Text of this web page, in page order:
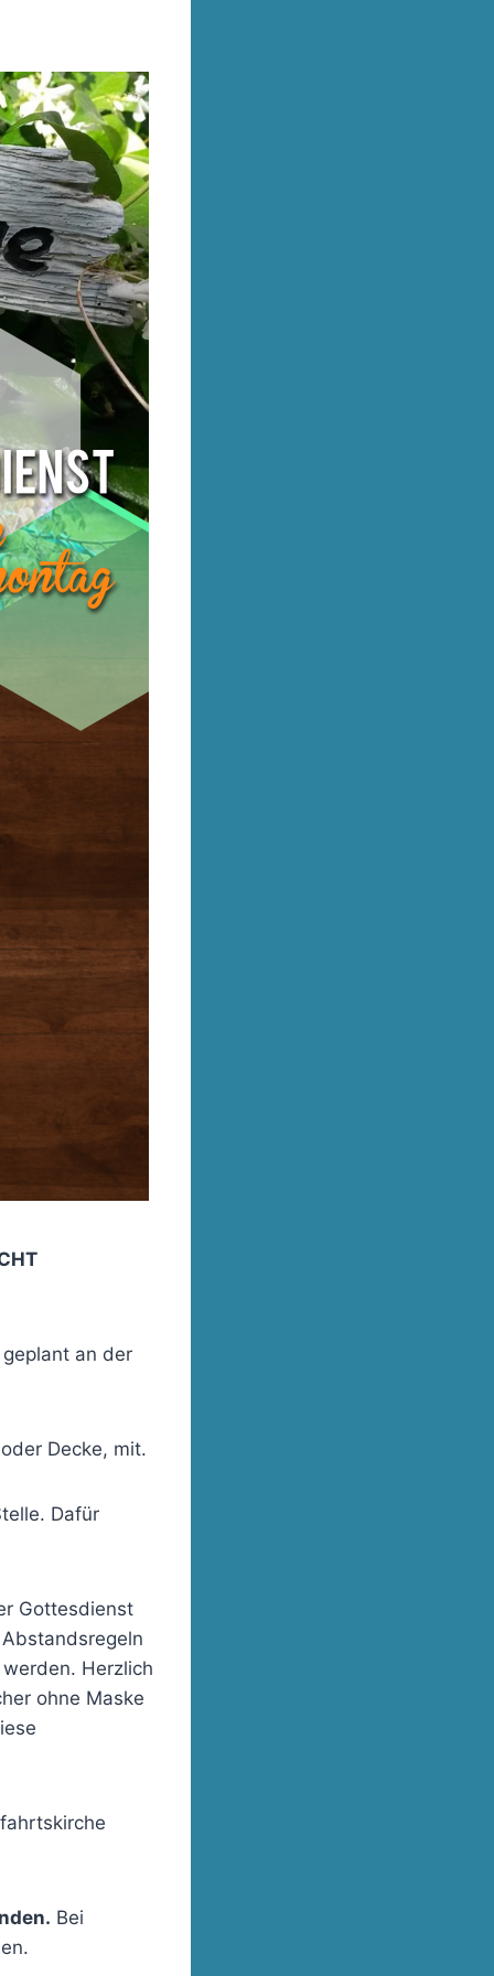
an der
Decke, mit.
Dafür
Gottesdienst
Herzlich
ohne Maske
Bei